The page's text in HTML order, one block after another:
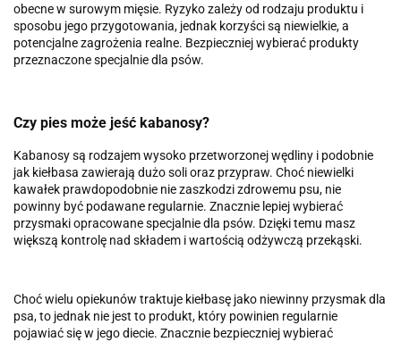
obecne w surowym mięsie. Ryzyko zależy od rodzaju produktu i
sposobu jego przygotowania, jednak korzyści są niewielkie, a
potencjalne zagrożenia realne. Bezpieczniej wybierać produkty
przeznaczone specjalnie dla psów.
Czy pies może jeść kabanosy?
Kabanosy są rodzajem wysoko przetworzonej wędliny i podobnie
jak kiełbasa zawierają dużo soli oraz przypraw. Choć niewielki
kawałek prawdopodobnie nie zaszkodzi zdrowemu psu, nie
powinny być podawane regularnie. Znacznie lepiej wybierać
przysmaki opracowane specjalnie dla psów. Dzięki temu masz
większą kontrolę nad składem i wartością odżywczą przekąski.
Choć wielu opiekunów traktuje kiełbasę jako niewinny przysmak dla
psa, to jednak nie jest to produkt, który powinien regularnie
pojawiać się w jego diecie. Znacznie bezpieczniej wybierać